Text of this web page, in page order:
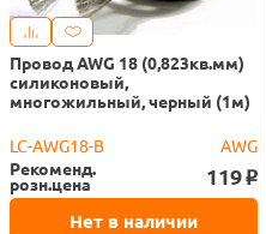
Провод AWG 18 (0,823кв.мм)
силиконовый,
многожильный, черный (1м)
LC-AWG18-B
AWG
Рекоменд.
розн.цена 119 o
Нет в наличии